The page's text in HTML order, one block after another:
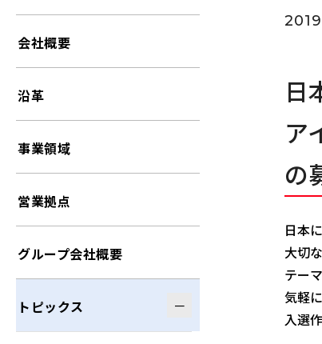
日
ア
の
日本
大切
テー
気軽
入選
会社概要
沿革
事業領域
営業拠点
グループ会社概要
トピックス